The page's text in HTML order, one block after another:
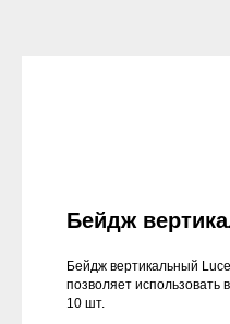
Бейдж
Бейдж вертикальный
позволяет использовать
10 шт.